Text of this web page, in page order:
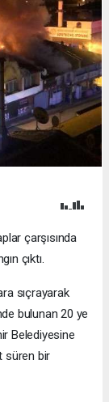
çarşısında
çıktı.
sıçrayarak
bulunan 20 ye
Belediyesine
süren bir